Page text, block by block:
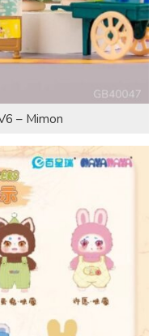
– Mimon